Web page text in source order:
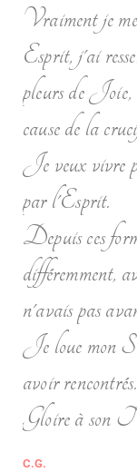
Vraiment je
Esprit, j'ai
pleurs de Joie,
cause de la
Je veux vivre
par l'Esprit.
Depuis ces
différemment,
n'avais pas
Je loue mon
avoir rencontrés.
Gloire à son
C.G.